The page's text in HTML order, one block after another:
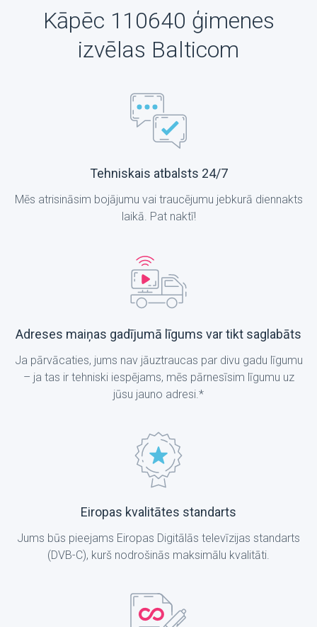
Kāpēc 110640 ģimenes
izvēlas Balticom
Tehniskais atbalsts 24/7
Mēs atrisināsim bojājumu vai traucējumu jebkurā diennakts
laikā. Pat naktī!
Adreses maiņas gadījumā līgums var tikt saglabāts
Ja pārvācaties, jums nav jāuztraucas par divu gadu līgumu
– ja tas ir tehniski iespējams, mēs pārnesīsim līgumu uz
jūsu jauno adresi.*
Eiropas kvalitātes standarts
Jums būs pieejams Eiropas Digitālās televīzijas standarts
(DVB-C), kurš nodrošinās maksimālu kvalitāti.